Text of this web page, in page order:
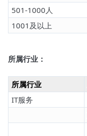
501-1000人
1001及以上
所属行业：
所属行业
IT服务